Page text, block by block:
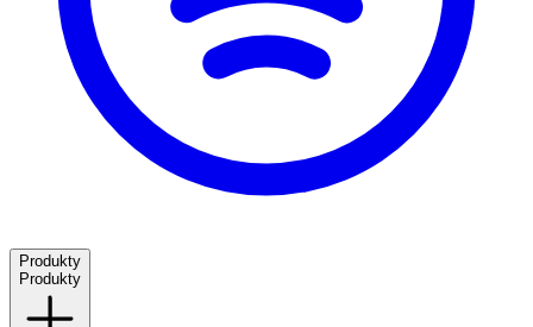
Produkty
Produkty